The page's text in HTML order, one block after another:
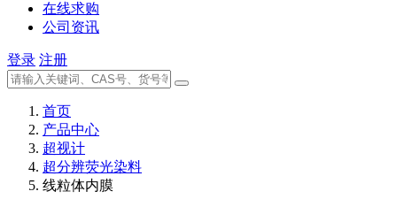
在线求购
公司资讯
登录 注册
首页
产品中心
超视计
超分辨荧光染料
线粒体内膜